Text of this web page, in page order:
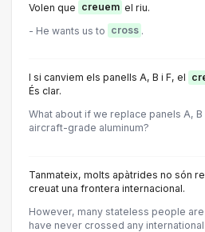
Volen que creuem el riu.
- He wants us to cross .
I si canviem els panells A, B i F, el
És clar.
What about if we replace panels A,
aircraft-grade aluminum?
Tanmateix, molts apàtrides no són
creuat una frontera internacional.
However, many stateless people
have never crossed any